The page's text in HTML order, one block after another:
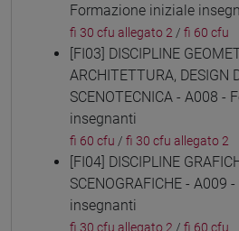
Formazione iniziale
fi 30 cfu allegato 2 / fi 60 cfu
[FI03] DISCIPLINE
ARCHITETTURA, DESIGN
SCENOTECNICA - A008 -
insegnanti
fi 60 cfu / fi 30 cfu allegato 2
[FI04] DISCIPLINE
SCENOGRAFICHE -
insegnanti
fi 30 cfu allegato 2 / fi 60 cfu